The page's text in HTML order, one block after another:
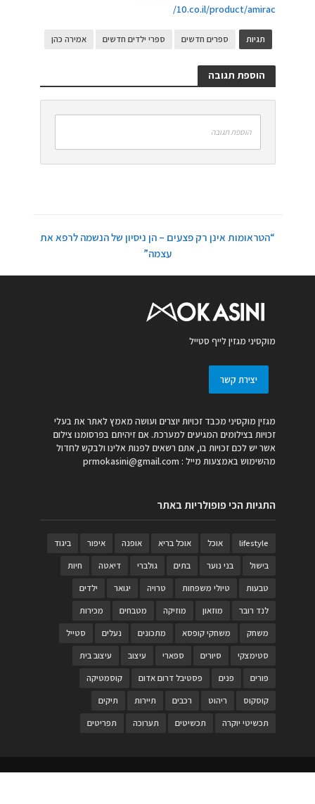
10.co.il/product/amirac/
תגיות ספרים חדשים ספרי ילדים חדשים אמירה כהן
הוספת תגובה
הוספת תגובה
“הטראומות אינן רק פצעים – הן ניסיון של הנשמה לרפא את
עצמה”
מוקסיני מגזין לייף סטייל
יצירת קשר
מגזין מוקסיני מכבד זכויות יוצרים ועושה מאמץ לאתר את בעלי
זכויות בצילומים המגיעים למערכת. אם זיהיתם בפרסומנו צילום
אשר יש לכם זכויות בו, אתם רשאים לפנות אלינו ולבקש לחדול
מהשימוש באמצעות מייל : prmokasini@gmail.com
התגיות הכי פופולריות באתר
lifestyle אוכל אוכל בריא אופנה איפור
ביגוד
בישול
בני נוער בתים גולברי דיאטה
חיות
טבעות
טיולי משפחות טרויה יגואר
ילדים
לנד רובר
מוזאון מוזיקה מטבחים
מכירות
משחק
משחקי קופסא מתכונים נעלים
סטייל
סטימצקי
סיורים ספארי עיצוב
עיצוב בית
פורים
פנים פסטיבל דרום אדום
קוסמטיקה
קוסקוס
ריהוט רכבים תיירות
תיקים
תכשיטי יוקרה
תכשיטים תערוכה תפריטים